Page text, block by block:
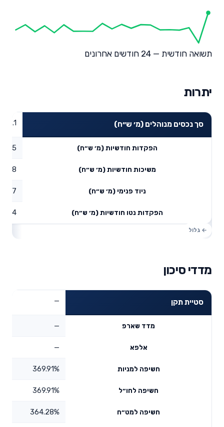
תשואה חודשית — 24 חודשים אחרונים
יתרות
סך נכסים מנוהלים (מ׳ ש״ח)
הפקדות חודשיות (מ׳ ש״ח) 0.95
משיכות חודשיות (מ׳ ש״ח) 0.08
ניוד פנימי (מ׳ ש״ח) 8.17
הפקדות נטו חודשיות (מ׳ ש״ח) 9.04
מדדי סיכון
סטיית תקן —
מדד שארפ —
אלפא —
חשיפה למניות 369.91%
חשיפה לחו״ל 369.91%
חשיפה למט״ח 364.28%